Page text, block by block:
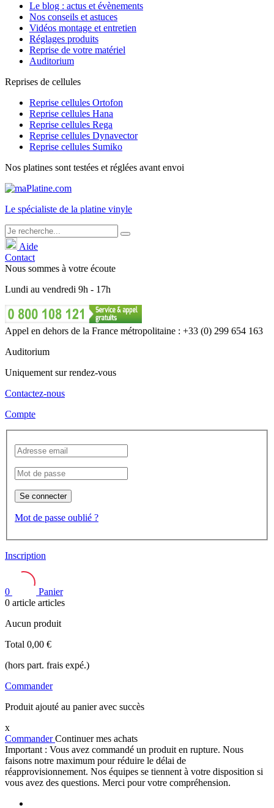
Le blog : actus et évènements
Nos conseils et astuces
Vidéos montage et entretien
Réglages produits
Reprise de votre matériel
Auditorium
Reprises de cellules
Reprise cellules Ortofon
Reprise cellules Hana
Reprise cellules Rega
Reprise cellules Dynavector
Reprise cellules Sumiko
Nos platines sont testées et réglées avant envoi
Le spécialiste de la platine vinyle
Aide
Contact
Nous sommes à votre écoute
Lundi au vendredi 9h - 17h
Appel en dehors de la France métropolitaine : +33 (0) 299 654 163
Auditorium
Uniquement sur rendez-vous
Contactez-nous
Compte
Se connecter
Mot de passe oublié ?
Inscription
0
Panier
0 article articles
Aucun produit
Total 0,00 €
(hors part. frais expé.)
Commander
Produit ajouté au panier avec succès
x
CommanderContinuer mes achats
Important : Vous avez commandé un produit en rupture. Nous
faisons notre maximum pour réduire le délai de
réapprovisionnement. Nos équipes se tiennent à votre disposition si
vous avez des questions. Merci pour votre compréhension.